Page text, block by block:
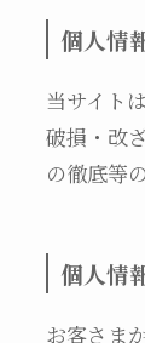
個人情
当サイト
破損・改
の徹底等
個人情
お客さま